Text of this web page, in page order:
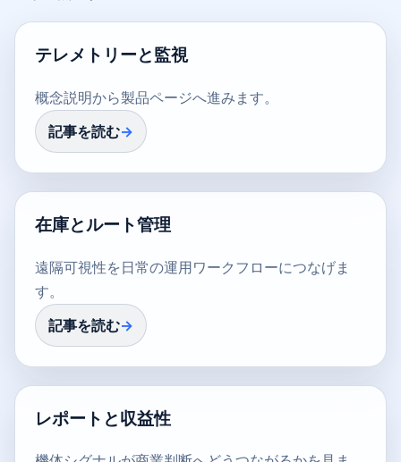
テレメトリーと監視
概念説明から製品ページへ進みます。
記事を読む
在庫とルート管理
遠隔可視性を日常の運用ワークフローにつなげま
す。
記事を読む
レポートと収益性